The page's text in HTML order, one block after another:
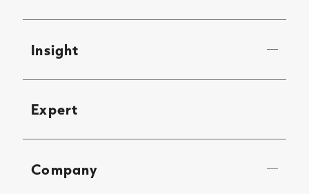
Insight
Expert
Company